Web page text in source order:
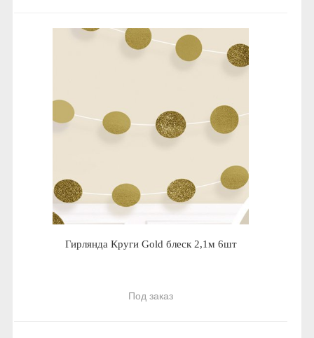
Гирлянда Круги Gold блеск 2,1м 6шт
Под заказ